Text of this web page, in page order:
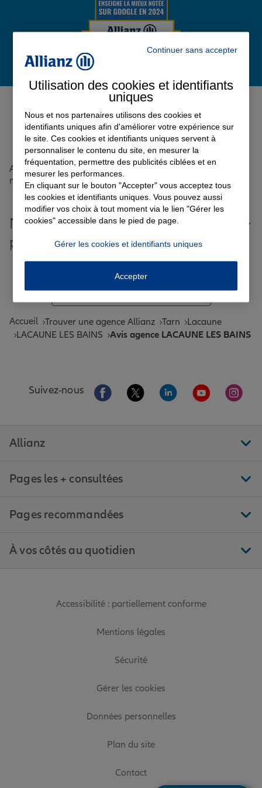
Assurance scolaire
Protection juridique
Retraite
Tous nos devis d'assurance
Avis de l'agence Agence
LACAUNE LES BAINS
Avis sur une période de 6 mois
Aucun avis sur votre agence n'a été retrouvé pour le
moment
Nos offres d'assurance dans les
plus grandes villes de France
Toutes les agences Allianz de France
Accueil Trouver une agence Allianz Tarn
Lacaune
LACAUNE LES BAINS
Avis agence LACAUNE LES BAINS
Suivez-nous Aller sur la page Facebook de Allianz
Aller sur la page Twitter de
Aller sur la page
Aller sur la
Aller
Allianz
Pages les + consultées
Pages recommandées
À vos côtés au quotidien
Accessibilité : partiellement conforme
Mentions légales
Sécurité
Gérer les cookies
Données personnelles
Plan du site
Contact
Continuer sans accepter
Utilisation des cookies et identifiants
uniques
Nous et nos partenaires utilisons des cookies et
identifiants uniques afin d'améliorer votre expérience sur
le site. Ces cookies et identifiants uniques servent à
personnaliser le contenu du site, en mesurer la
fréquentation, permettre des publicités ciblées et en
mesurer les performances.
En cliquant sur le bouton "Accepter" vous acceptez tous
les cookies et identifiants uniques. Vous pouvez aussi
modifier vos choix à tout moment via le lien "Gérer les
cookies" accessible dans le pied de page.
Gérer les cookies et identifiants uniques
Accepter